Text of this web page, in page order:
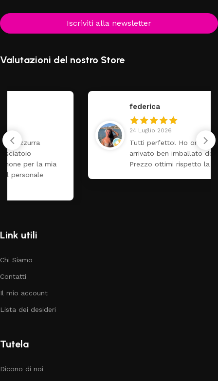
Iscriviti alla newsletter
Valutazioni del nostro Store
Tutti perfetto! Ho ordinato un lettino che é
arrivato ben imballato dopo pochi giorni.
Prezzo ottimi rispetto la concorrenza
Link utili
Chi Siamo
Contatti
Il mio account
Lista dei desideri
Tutela
Dicono di noi